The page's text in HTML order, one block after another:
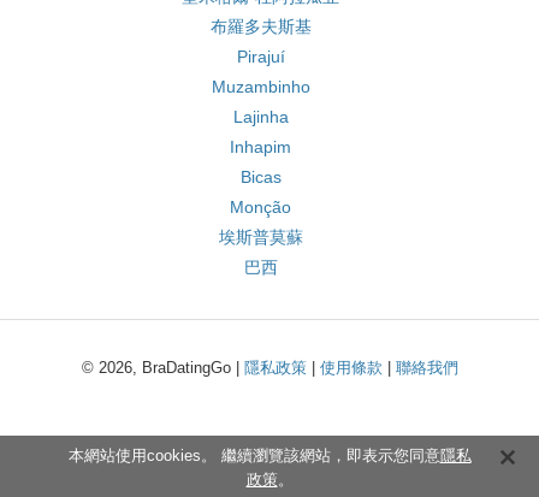
布羅多夫斯基
Pirajuí
Muzambinho
Lajinha
Inhapim
Bicas
Monção
埃斯普莫蘇
巴西
© 2026, BraDatingGo | 隱私政策| 使用條款 聯絡我們
本網站使用cookies。 繼續瀏覽該網站，即表示您同意隱私
政策。